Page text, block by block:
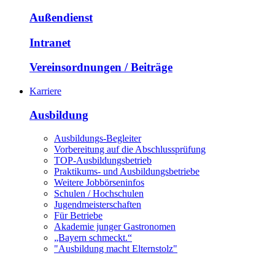
Außendienst
Intranet
Vereinsordnungen / Beiträge
Karriere
Ausbildung
Ausbildungs-Begleiter
Vorbereitung auf die Abschlussprüfung
TOP-Ausbildungsbetrieb
Praktikums- und Ausbildungsbetriebe
Weitere Jobbörseninfos
Schulen / Hochschulen
Jugendmeisterschaften
Für Betriebe
Akademie junger Gastronomen
„Bayern schmeckt.“
"Ausbildung macht Elternstolz"